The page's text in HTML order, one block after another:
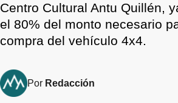
Centro Cultural Antu Quillén,
el 80% del monto necesario
compra del vehículo 4x4.
Por Redacción